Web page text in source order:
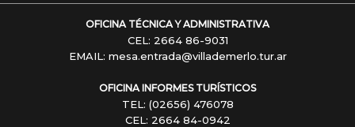
OFICINA TÉCNICA Y ADMINISTRATIVA
CEL: 2664 86-9031
EMAIL: mesa.entrada@villademerlo.tur.ar
OFICINA INFORMES TURÍSTICOS
TEL: (02656) 476078
CEL: 2664 84-0942